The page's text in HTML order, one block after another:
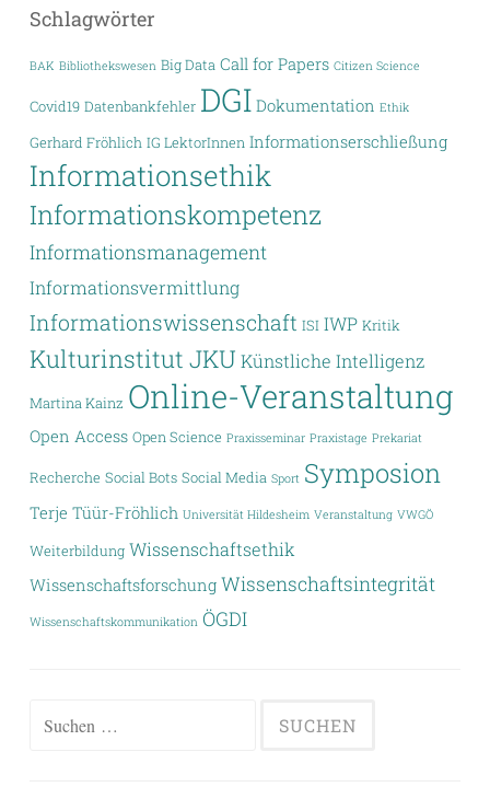
Schlagwörter
BAK Bibliothekswesen Big Data Call for Papers Citizen Science
Covid19 Datenbankfehler DGI Dokumentation Ethik
Gerhard Fröhlich IG LektorInnen Informationserschließung
Informationsethik
Informationskompetenz
Informationsmanagement
Informationsvermittlung
Informationswissenschaft ISI IWP Kritik
Kulturinstitut JKU Künstliche Intelligenz
Martina Kainz Online-Veranstaltung
Open Access Open Science Praxisseminar Praxistage Prekariat
Recherche Social Bots Social Media Sport Symposion
Terje Tüür-Fröhlich Universität Hildesheim Veranstaltung VWGÖ
Weiterbildung Wissenschaftsethik
Wissenschaftsforschung Wissenschaftsintegrität
Wissenschaftskommunikation ÖGDI
Suchen